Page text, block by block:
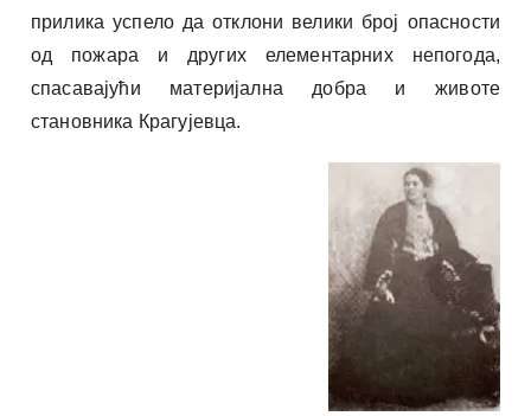
прилика успело да отклони велики број опасности
од пожара и других елементарних непогода,
спасавајући материјална добра и животе
становника Крагујевца.